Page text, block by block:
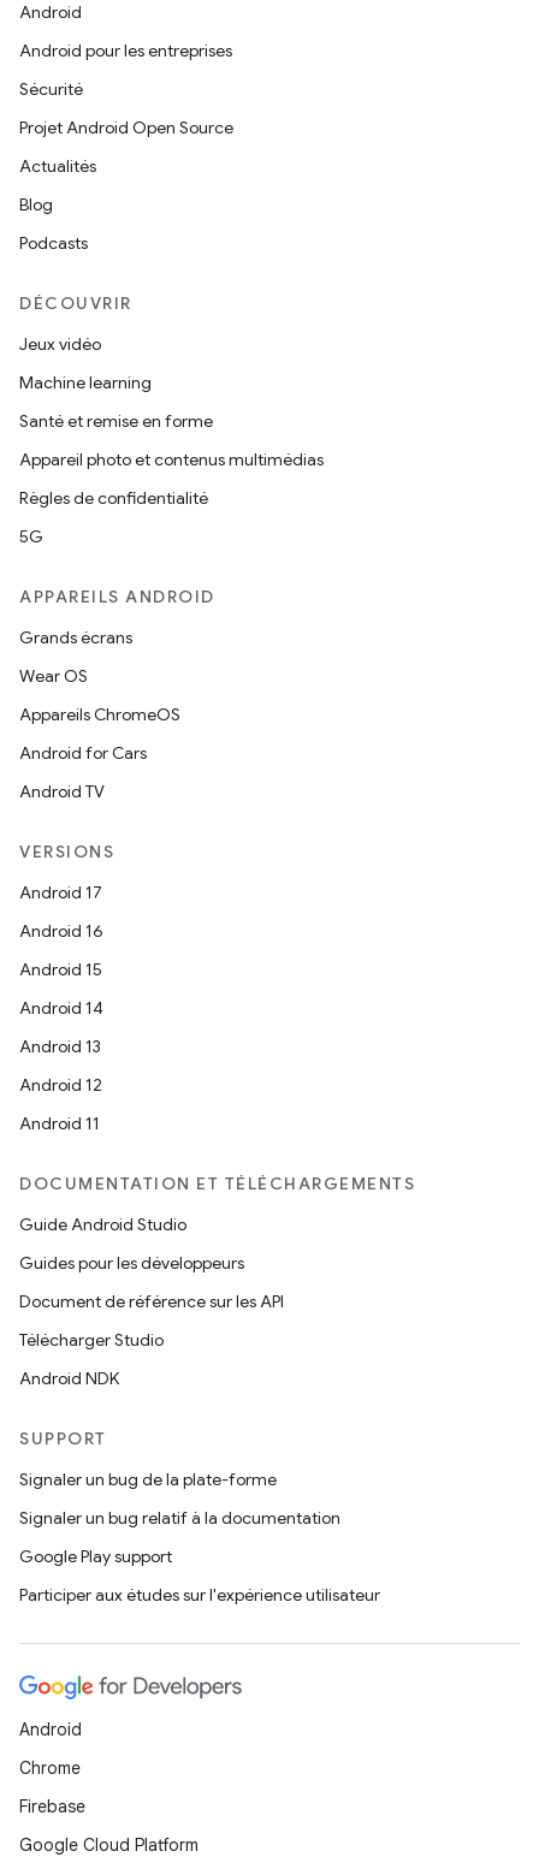
Android
Android pour les entreprises
Sécurité
Projet Android Open Source
Actualités
Blog
Podcasts
DÉCOUVRIR
Jeux vidéo
Machine learning
Santé et remise en forme
Appareil photo et contenus multimédias
Règles de confidentialité
5G
APPAREILS ANDROID
Grands écrans
Wear OS
Appareils ChromeOS
Android for Cars
Android TV
VERSIONS
Android 17
Android 16
Android 15
Android 14
Android 13
Android 12
Android 11
DOCUMENTATION ET TÉLÉCHARGEMENTS
Guide Android Studio
Guides pour les développeurs
Document de référence sur les API
Télécharger Studio
Android NDK
SUPPORT
Signaler un bug de la plate-forme
Signaler un bug relatif à la documentation
Google Play support
Participer aux études sur l'expérience utilisateur
Android
Chrome
Firebase
Google Cloud Platform